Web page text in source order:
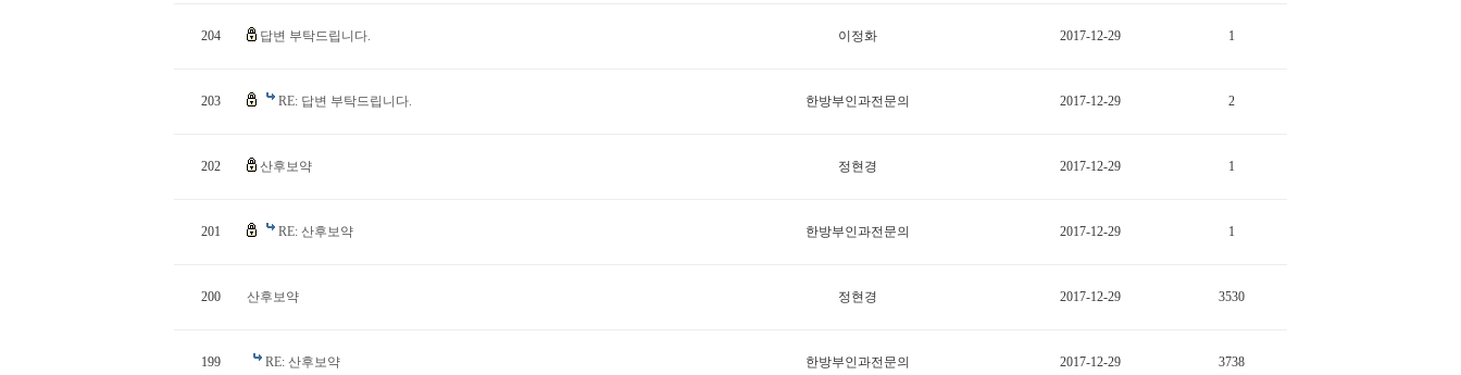
204 답변 부탁드립니다. 이정화 2017-12-29 1
203 RE: 답변 부탁드립니다. 한방부인과전문의 2017-12-29 2
202 산후보약 정현경 2017-12-29 1
201 RE: 산후보약 한방부인과전문의 2017-12-29 1
200 산후보약 정현경 2017-12-29 3530
199 RE: 산후보약 한방부인과전문의 2017-12-29 3738